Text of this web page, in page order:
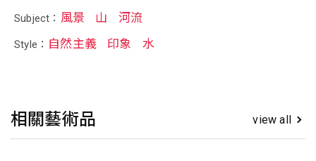
Subject： 風景 山 河流
Style： 自然主義 印象 水
相關藝術品 view all